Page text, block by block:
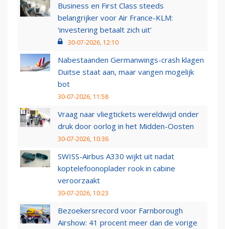
Business en First Class steeds
belangrijker voor Air France-KLM:
‘investering betaalt zich uit’
30-07-2026, 12:10
Nabestaanden Germanwings-crash klagen
Duitse staat aan, maar vangen mogelijk
bot
30-07-2026, 11:58
Vraag naar vliegtickets wereldwijd onder
druk door oorlog in het Midden-Oosten
30-07-2026, 10:36
SWISS-Airbus A330 wijkt uit nadat
koptelefoonoplader rook in cabine
veroorzaakt
30-07-2026, 10:23
Bezoekersrecord voor Farnborough
Airshow: 41 procent meer dan de vorige